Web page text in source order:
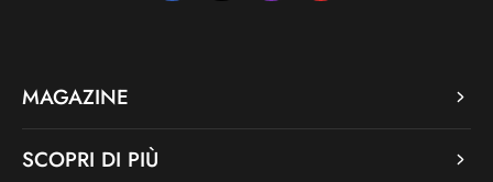
MAGAZINE
SCOPRI DI PIÙ